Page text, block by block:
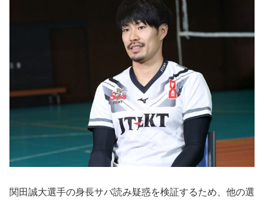
関田誠大選手の身長サバ読み疑惑を検証するため、他の選